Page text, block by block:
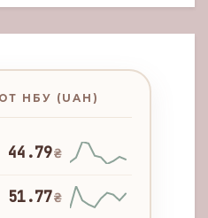
НБУ (UAH)
44.79₴
51.77₴